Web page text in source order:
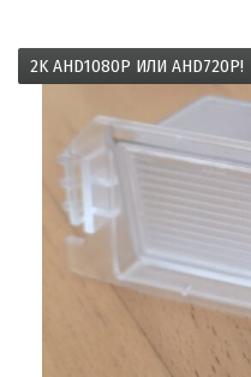
2K AHD1080P ИЛИ AHD720P!